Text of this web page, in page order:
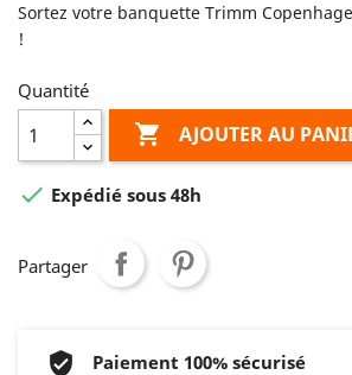
Sortez votre banquette Trimm
!
Quantité
 AJOUTER AU
 Expédié sous 48h
Partager
Paiement 100% sécurisé